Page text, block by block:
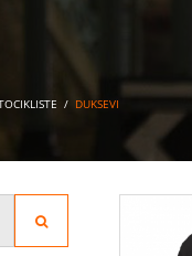
/ DUKSEVI